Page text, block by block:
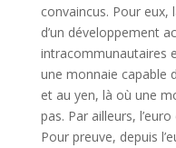
convaincus. Pour eux,
d’un développement
intracommunautaires
une monnaie capable
et au yen, là où une
pas. Par ailleurs,
Pour preuve, depuis